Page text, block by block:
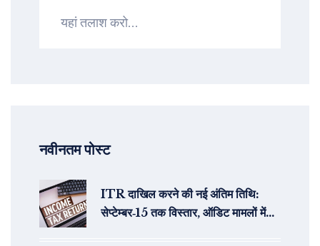
नवीनतम पोस्ट
ITR दाखिल करने की नई अंतिम तिथि:
सेप्टेम्बर‑15 तक विस्तार, ऑडिट मामलों में